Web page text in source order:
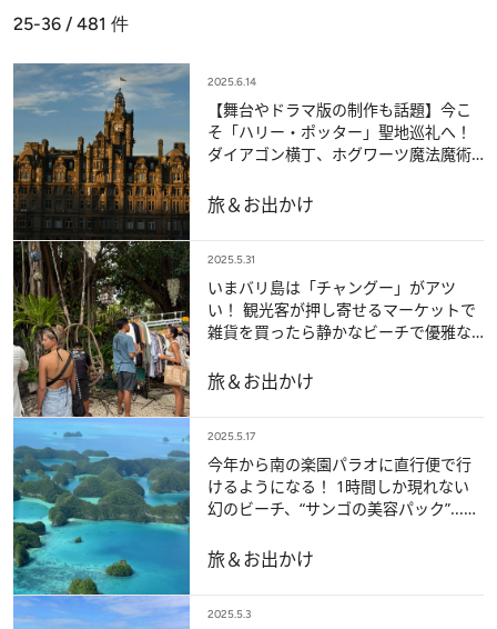
25-36 / 481 件
2025.6.14
【舞台やドラマ版の制作も話題】今こ
そ「ハリー・ポッター」聖地巡礼へ！
ダイアゴン横丁、ホグワーツ魔法魔術
旅＆お出かけ
2025.5.31
いまバリ島は「チャングー」がアツ
い！ 観光客が押し寄せるマーケットで
雑貨を買ったら静かなビーチで優雅な
旅＆お出かけ
2025.5.17
今年から南の楽園パラオに直行便で行
けるようになる！ 1時間しか現れない
幻のビーチ、“サンゴの美容パック”...ハ
旅＆お出かけ
2025.5.3